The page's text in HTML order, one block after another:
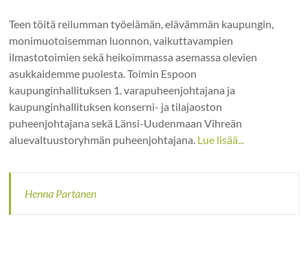
Teen töitä reilumman työelämän, elävämmän kaupungin,
monimuotoisemman luonnon, vaikuttavampien
ilmastotoimien sekä heikoimmassa asemassa olevien
asukkaidemme puolesta. Toimin Espoon
kaupunginhallituksen 1. varapuheenjohtajana ja
kaupunginhallituksen konserni- ja tilajaoston
puheenjohtajana sekä Länsi-Uudenmaan Vihreän
aluevaltuustoryhmän puheenjohtajana. Lue lisää...
Henna Partanen